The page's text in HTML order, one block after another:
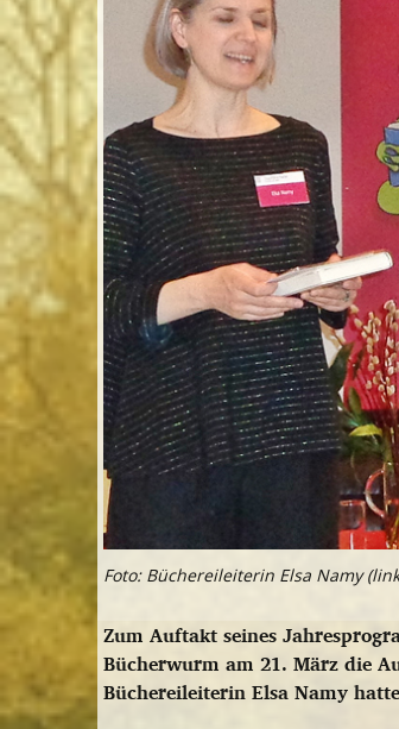
Foto: Büchereileiterin Elsa Namy
Zum Auftakt seines
Bücherwurm am 21. März die
Büchereileiterin Elsa Namy